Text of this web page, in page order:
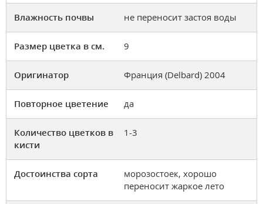
Влажность почвы не переносит застоя воды
Размер цветка в см. 9
Оригинатор Франция (Delbard) 2004
Повторное цветение да
Количество цветков в
кисти
1-3
Достоинства сорта
морозостоек, хорошо
переносит жаркое лето